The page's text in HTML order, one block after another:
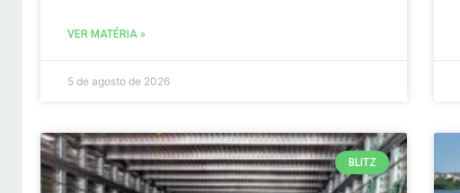
VER MATÉRIA »
5 de agosto de 2026
BLITZ